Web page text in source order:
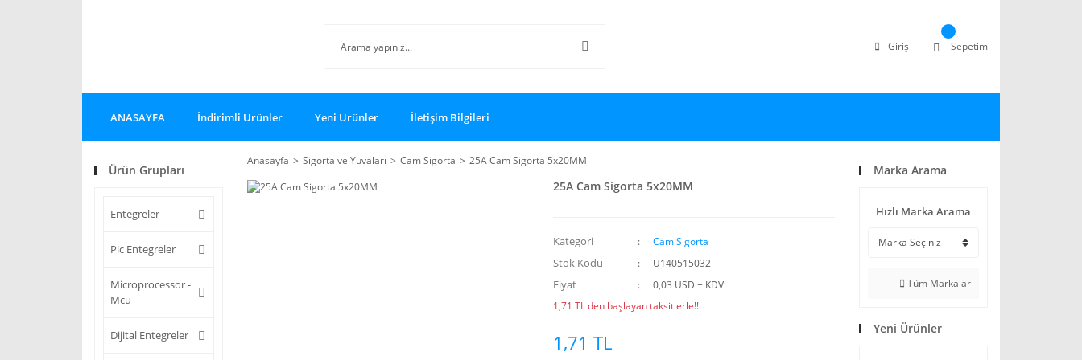
Giriş Sepetim
ANASAYFA İndirimli Ürünler Yeni Ürünler İletişim Bilgileri
Ürün Grupları
Entegreler
Pic Entegreler
Microprocessor -
Mcu
Dijital Entegreler
Anasayfa Sigorta ve Yuvaları Cam Sigorta 25A Cam Sigorta 5x20MM
25A Cam Sigorta 5x20MM
Kategori Cam Sigorta
Stok Kodu U140515032
Fiyat
0,03 USD + KDV
1,71 TL den başlayan taksitlerle!!
1,71 TL
Marka Arama
Hızlı Marka Arama
Tüm Markalar
Yeni Ürünler